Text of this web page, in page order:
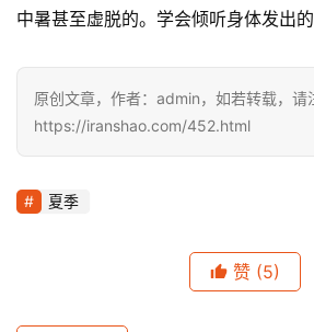
视
用
户
精
中暑甚至虚脱的。学会倾听身体发出的
原创文章，作者：admin，如若转载，请
https://iranshao.com/452.html
夏季
赞 (5)